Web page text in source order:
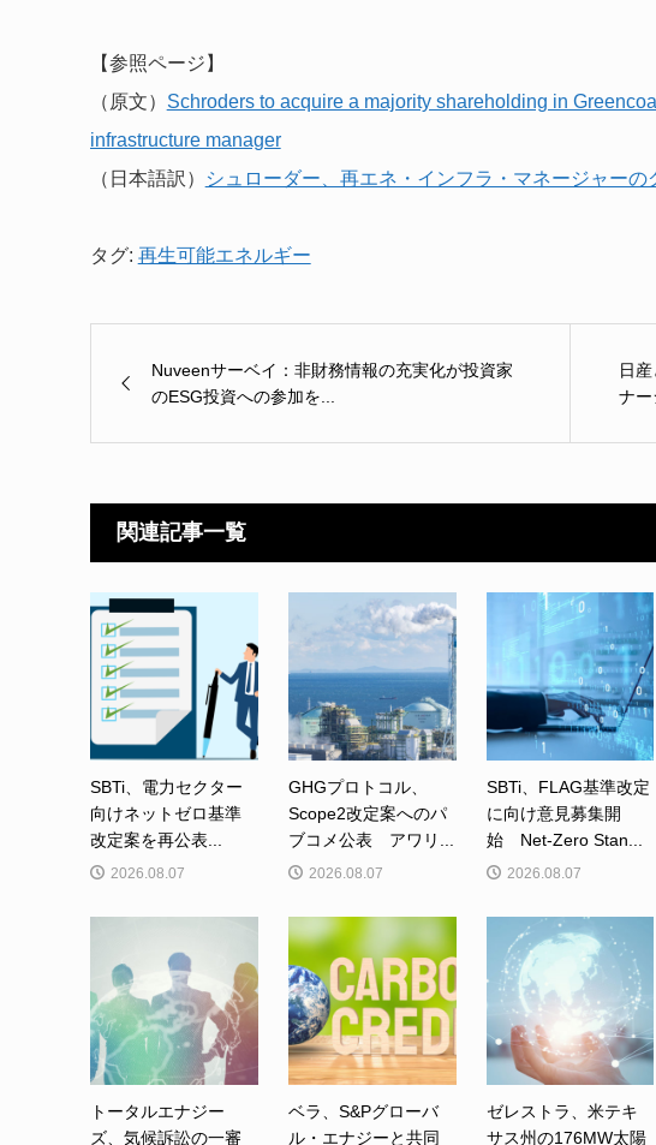
【参照ページ】
（原文） Schroders to acquire a majority shareholding in
infrastructure manager
（日本語訳）
シュローダー、再エネ・インフラ・マネージャー
タグ: 再生可能エネルギー
Nuveenサーベイ：非財務情報の充実化が投資家
のESG投資への参加を...
日
ナー
関連記事一覧
SBTi、電力セクター
向けネットゼロ基準
改定案を再公表...
2026.08.07
GHGプロトコル、
Scope2改定案へのパ
ブコメ公表 アワリ...
2026.08.07
SBTi、FLAG基準改定
に向け意見募集開
始 Net-Zero Stan...
2026.08.07
トータルエナジー
ズ、気候訴訟の一審
ベラ、S&Pグローバ
ル・エナジーと共同
ゼレストラ、米テキ
サス州の176MW太陽